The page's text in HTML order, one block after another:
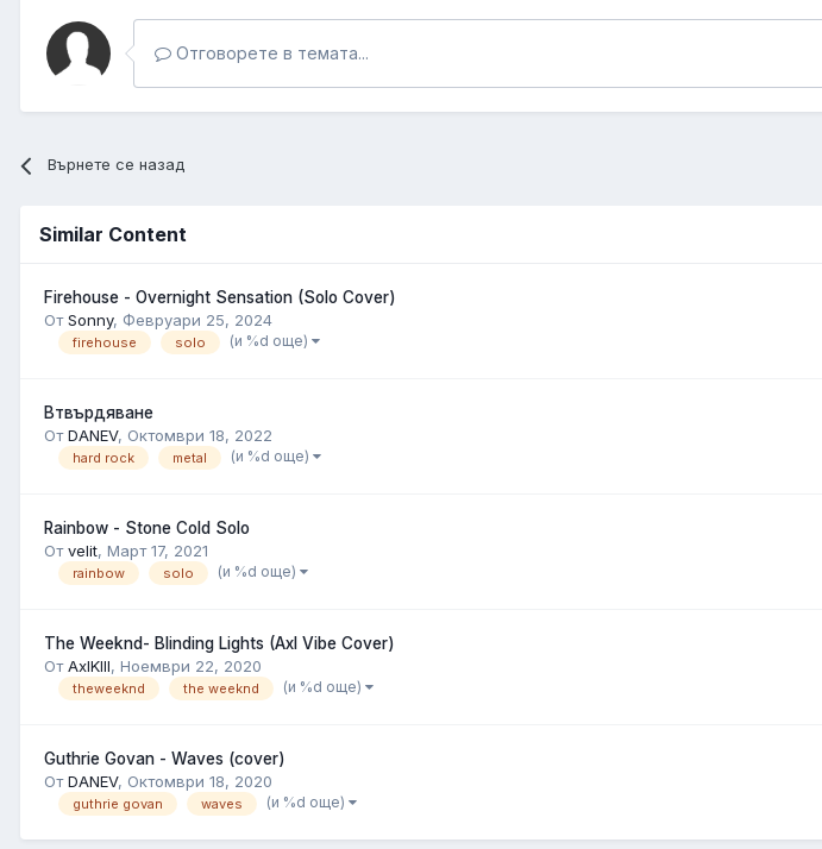
Отговорете в темата...
Върнете се назад
Similar Content
Firehouse - Overnight Sensation (Solo Cover)
ОтSonny, Февруари 25, 2024
firehouse solo (и %d още)
Втвърдяване
ОтDANEV, Октомври 18, 2022
hard rock metal (и %d още)
Rainbow - Stone Cold Solo
Отvelit, Март 17, 2021
rainbow solo (и %d още)
The Weeknd- Blinding Lights (Axl Vibe Cover)
ОтAxlKIll, Ноември 22, 2020
theweeknd the weeknd (и %d още)
Guthrie Govan - Waves (cover)
ОтDANEV, Октомври 18, 2020
guthrie govan waves (и %d още)